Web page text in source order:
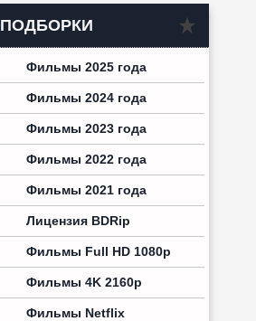
ПОДБОРКИ
Фильмы 2025 года
Фильмы 2024 года
Фильмы 2023 года
Фильмы 2022 года
Фильмы 2021 года
Лицензия BDRip
Фильмы Full HD 1080p
Фильмы 4K 2160p
Фильмы Netflix